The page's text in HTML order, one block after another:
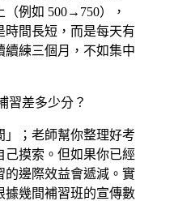
（例如 500→750），
時間長短，而是每天有
續練三個月，不如集中
習差多少分？
」；老師幫你整理好考
己摸索。但如果你已經
的邊際效益會遞減。實
據幾間補習班的宣傳數